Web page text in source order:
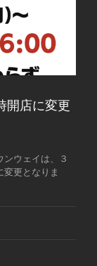
開店に変更
ウェイは、３
更となりま